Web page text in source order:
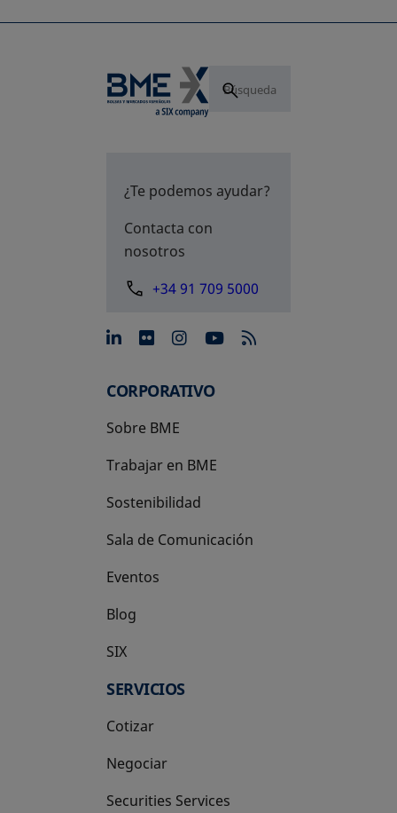
¿Te podemos ayudar?
Contacta con
nosotros
+34 91 709 5000
se abre en una pestaña
se abre en una pestaña
se abre en una
se abre en una
CORPORATIVO
Sobre BME
Trabajar en BME
Sostenibilidad
Sala de Comunicación
Eventos
Blog
SIX
se abre en una pestaña nueva
SERVICIOS
Cotizar
Negociar
Securities Services